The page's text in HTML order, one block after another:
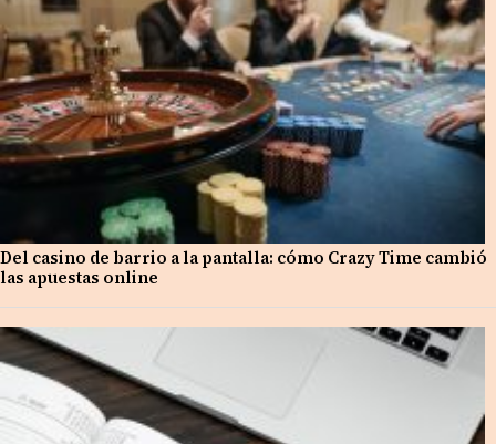
Del casino de barrio a la pantalla: cómo Crazy Time cambió
las apuestas online